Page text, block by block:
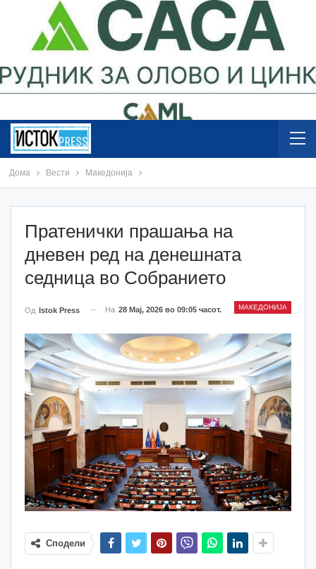
Дома Вести Македонија
Пратенички прашања на
дневен ред на денешната
седница во Собранието
МАКЕДОНИЈА
Од Istok Press На 28 Мај, 2026 во 09:05 часот.
Сподели